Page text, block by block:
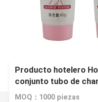
Producto hotelero
conjunto tubo de
tubo de champú
MOQ：1000 piezas